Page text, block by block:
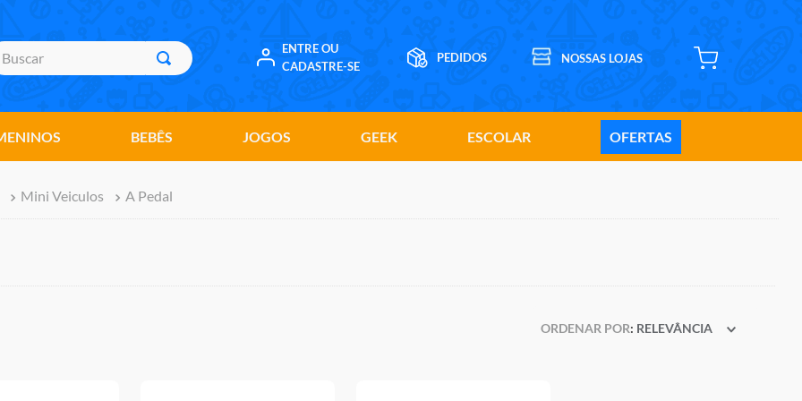
ENTRE OU
CADASTRE-SE
BEBÊS JOGOS GEEK ESCOLAR OFERTAS
Mini Veiculos A Pedal
ORDENAR POR RELEVÂNCIA